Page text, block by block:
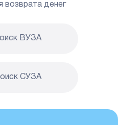
возврата денег
ВУЗА
CУЗА